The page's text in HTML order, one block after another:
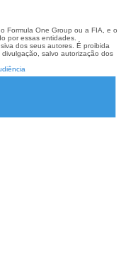
Formula One Group ou a FIA, e o
por essas entidades.
dos seus autores. É proibida
salvo autorização dos